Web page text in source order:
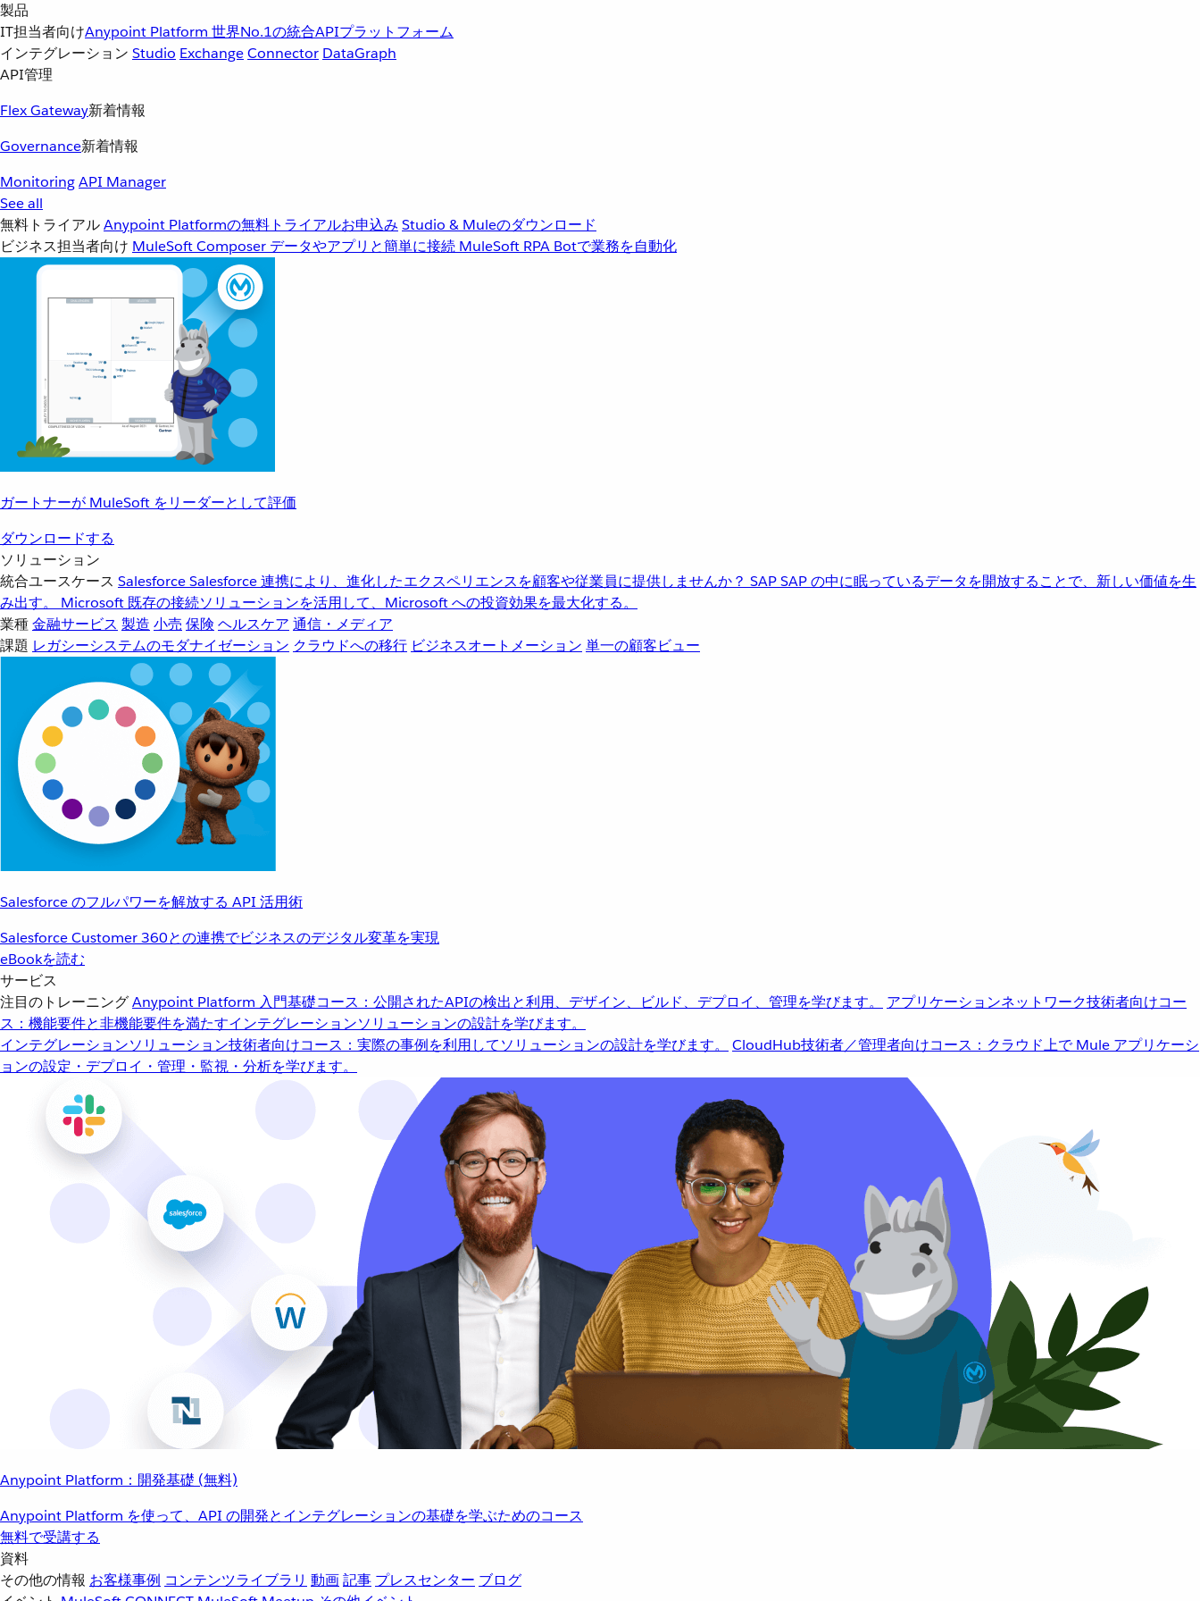
製品
IT担当者向けAnypoint Platform 世界No.1の統合APIプラットフォーム
インテグレーション Studio ExchangeConnector DataGraph
API管理
Flex Gateway新着情報
Governance新着情報
MonitoringAPI Manager
See all
無料トライアルAnypoint Platformの無料トライアルお申込み Studio & Muleのダウンロード
ビジネス担当者向け MuleSoft Composer データやアプリと簡単に接続 MuleSoft RPA Botで業務を自動化
ガートナーが MuleSoft をリーダーとして評価
ダウンロードする
ソリューション
統合ユースケース SalesforceSalesforce 連携により、進化したエクスペリエンスを顧客や従業員に提供しませんか？ SAPSAP の中に眠っているデータを開放することで、新しい価値を生
み出す。
Microsoft 既存の接続ソリューションを活用して、Microsoft への投資効果を最大化する。
業種金融サービス 製造 小売 保険 ヘルスケア 通信・メディア
課題 レガシーシステムのモダナイゼーション クラウドへの移行 ビジネスオートメーション 単一の顧客ビュー
Salesforce のフルパワーを解放する API 活用術
Salesforce Customer 360との連携でビジネスのデジタル変革を実現
eBookを読む
サービス
注目のトレーニングAnypoint Platform 入門基礎コース：公開されたAPIの検出と利用、デザイン、ビルド、デプロイ、管理を学びます。 アプリケーションネットワーク技術者向けコー
ス：機能要件と非機能要件を満たすインテグレーションソリューションの設計を学びます。
インテグレーションソリューション技術者向けコース：実際の事例を利用してソリューションの設計を学びます。 CloudHub技術者／管理者向けコース：クラウド上で Mule アプリケーシ
ョンの設定・デプロイ・管理・監視・分析を学びます。
Anypoint Platform：開発基礎 (無料)
Anypoint Platform を使って、API の開発とインテグレーションの基礎を学ぶためのコース
無料で受講する
資料
その他の情報 お客様事例 コンテンツライブラリ 動画記事 プレスセンター ブログ